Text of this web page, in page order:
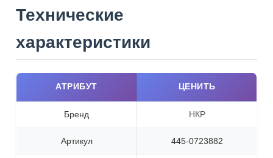
Технические
характеристики
АТРИБУТ ЦЕНИТЬ
Бренд НКР
Артикул 445-0723882